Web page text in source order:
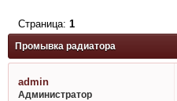
Промывка радиатора
Страница: 1
admin
Администратор